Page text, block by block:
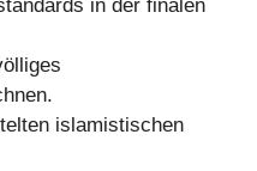
in der finalen
islamistischen